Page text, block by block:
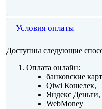
Условия оплаты
Доступны следующие
Оплата онлайн:
банковские
Qiwi Кошелек,
Яндекс Деньги,
WebMoney